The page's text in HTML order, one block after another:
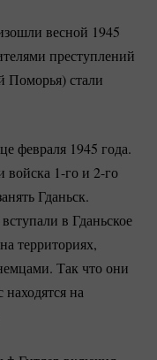
весной 1945
преступлений
стали
февраля 1945 года.
войска 1-го и 2-го
Гданьск.
в Гданьское
территориях,
Так что они
на